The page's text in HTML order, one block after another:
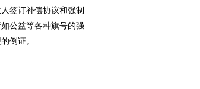
签订补偿协议和强制
公益等各种旗号的强
例证。